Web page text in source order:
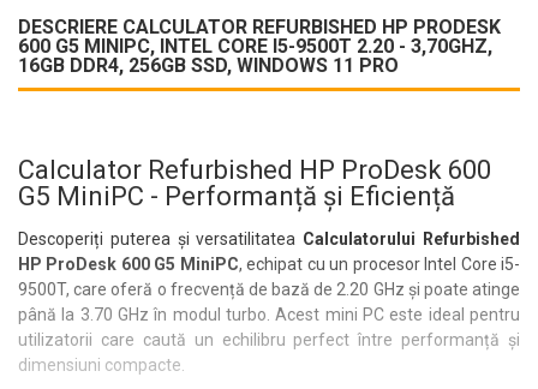
DESCRIERE CALCULATOR REFURBISHED HP PRODESK
600 G5 MINIPC, INTEL CORE I5-9500T 2.20 - 3,70GHZ,
16GB DDR4, 256GB SSD, WINDOWS 11 PRO
Calculator Refurbished HP ProDesk 600
G5 MiniPC - Performanță și Eficiență
Descoperiți puterea și versatilitatea Calculatorului Refurbished
HP ProDesk 600 G5 MiniPC, echipat cu un procesor Intel Core i5-
9500T, care oferă o frecvență de bază de 2.20 GHz și poate atinge
până la 3.70 GHz în modul turbo. Acest mini PC este ideal pentru
utilizatorii care caută un echilibru perfect între performanță și
dimensiuni compacte.